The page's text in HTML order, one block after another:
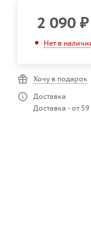
2 090 ₽
Нет в
Хочу в подарок
Доставка
Доставка - от 59